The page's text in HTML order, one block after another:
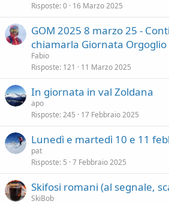
Risposte 0 16 Marzo 2025
GOM 2025 8 marzo 25 -
chiamarla Giornata Orgoglio
Fabio
Risposte 121 11 Marzo 2025
In giornata in val Zoldana
apo
Risposte 245 17 Febbraio 2025
Lunedì e martedì 10 e 11
pat
Risposte 5 7 Febbraio 2025
Skifosi romani (al segnale,
SkiBob